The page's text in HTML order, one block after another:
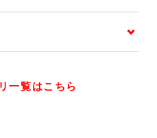
一覧はこちら